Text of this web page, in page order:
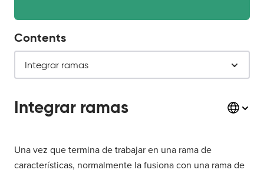
Integrar ramas
Una vez que termina de trabajar en una rama de
características, normalmente la fusiona con una rama de
Contents
Integrar ramas